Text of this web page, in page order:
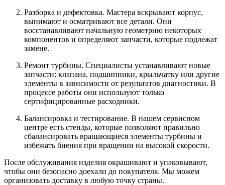
Разборка и дефектовка. Мастера вскрывают корпус,
вынимают и осматривают все детали. Они
восстанавливают начальную геометрию некоторых
компонентов и определяют запчасти, которые подлежат
замене.
Ремонт турбины. Специалисты устанавливают новые
запчасти: клапана, подшипники, крыльчатку или другие
элементы в зависимости от результатов диагностики. В
процессе работы они используют только
сертифицированные расходники.
Балансировка и тестирование. В нашем сервисном
центре есть стенды, которые позволяют правильно
сбалансировать вращающиеся элементы турбины и
избежать биения при вращении на высокой скорости.
После обслуживания изделия окрашивают и упаковывают,
чтобы они безопасно доехали до покупателя. Мы можем
организовать доставку в любую точку страны.